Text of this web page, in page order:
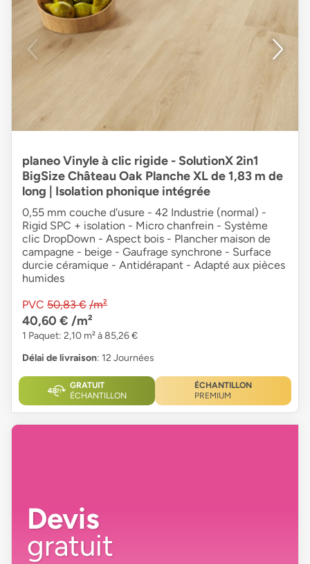
planeo Vinyle à clic rigide - SolutionX 2in1
BigSize Château Oak Planche XL de 1,83 m de
long | Isolation phonique intégrée
0,55 mm couche d'usure - 42 Industrie (normal) -
Rigid SPC + isolation - Micro chanfrein - Système
clic DropDown - Aspect bois - Plancher maison de
campagne - beige - Gaufrage synchrone - Surface
durcie céramique - Antidérapant - Adapté aux pièces
humides
PVC 50,83 € /m²
40,60 € /m²
1 Paquet: 2,10 m² à 85,26 €
Délai de livraison: 12 Journées
GRATUIT
ÉCHANTILLON
ÉCHANTILLON
PREMIUM
Devis
gratuit